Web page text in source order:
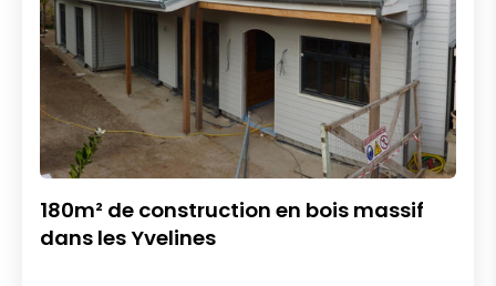
180m² de construction en bois massif
dans les Yvelines